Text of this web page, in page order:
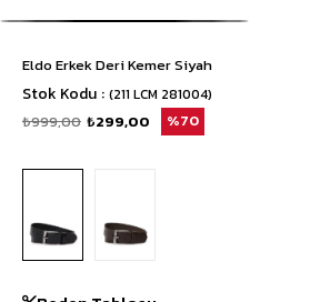
Eldo Erkek Deri Kemer Siyah
Stok Kodu (211 LCM 281004)
₺999,00 ₺299,00 70